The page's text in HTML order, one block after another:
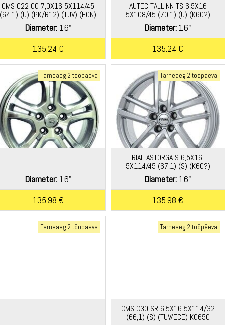
CMS C22 GG 7,0X16 5X114/45
(64,1) (U) (PK/R12) (TUV) (HON)
KG660 *
Diameter:16"
135.24 €
AUTEC TALLINN TS 6,5X16
5X108/45 (70,1) (U) (K60?)
KG740 T?V *
Diameter: 16"
135.24 €
Tarneaeg 2 tööpäeva
Diameter:16"
135.98 €
Tarneaeg 2 tööpäeva
RIAL ASTORGA S 6,5X16,
5X114/45 (67,1) (S) (K60?)
(TUV/ECE) (HYU) KG680 *
Diameter: 16"
135.98 €
Tarneaeg 2 tööpäeva Tarneaeg 2 tööpäeva
CMS C30 SR 6,5X16 5X114/32
(66,1) (S) (TUV/ECE) KG650